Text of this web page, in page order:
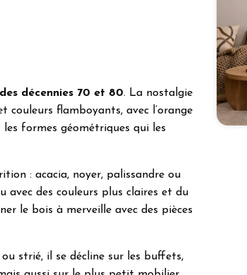
décennies 70 et 80. La nostalgie
flamboyants, avec l’orange
formes géométriques qui les
: acacia, noyer, palissandre ou
des couleurs plus claires et du
le bois à merveille avec des pièces
strié, il se décline sur les buffets,